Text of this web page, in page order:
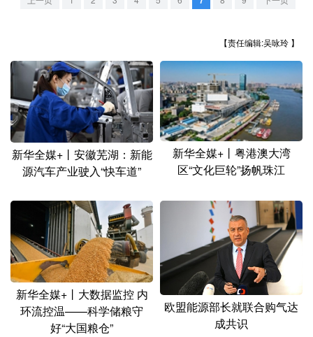
北京 天津 河北 山西
辽宁 吉林 上海 江苏
浙江 安徽 福建 江西
山东 河南 湖北 湖南
广东 广西
四川 贵州 西藏
陕西 甘肃 宁夏
新疆 内蒙古 黑龙江
多语种频道
【责任编辑:吴咏玲 】
新华全媒+丨安徽芜湖：新能
源汽车产业驶入“快车道”
新华全媒+丨粤港澳大湾
区“文化巨轮”扬帆珠江
新华全媒+丨大数据监控 内
环流控温——科学储粮守
好“大国粮仓”
欧盟能源部长就联合购气达
成共识